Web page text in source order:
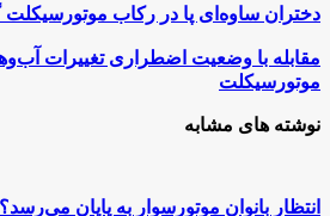
دختران
در
رکاب
موتورسیکلت
گذاشتند
دختران ساوه‌ای پا در رکاب موتورسیکلت
مقابله
وضعیت
اضطراری
تغییرات
نقش
مقابله با وضعیت اضطراری تغییرات
موتورسیکلت
نوشته های مشابه
انتظار بانوان موتورسوار به پایان می‌رسد؟